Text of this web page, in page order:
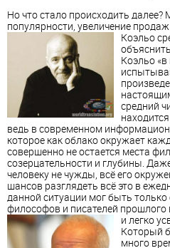
Но что стало происходить далее?
популярности, увеличение
Коэльо
Коэльо
средний
ведь в современном
которое как облако окружает
совершенно не остается места
созерцательности и глубины.
человеку не чужды, всё его
шансов разглядеть всё это в
данной ситуации мог быть
философов и писателей
и легко
Который
много